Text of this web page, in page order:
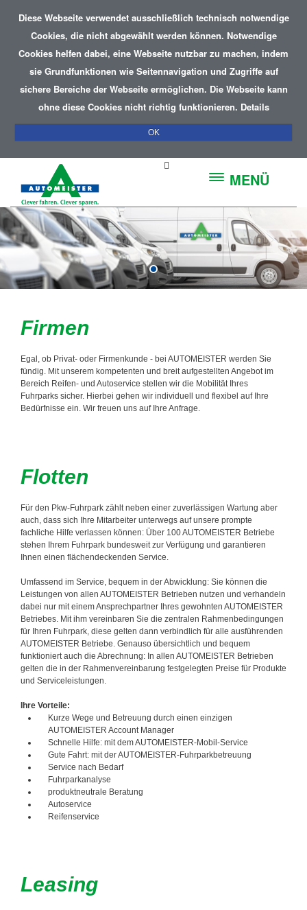
Diese Webseite verwendet ausschließlich technisch notwendige
Cookies, die nicht abgewählt werden können. Notwendige
Cookies helfen dabei, eine Webseite nutzbar zu machen, indem
sie Grundfunktionen wie Seitennavigation und Zugriffe auf
sichere Bereiche der Webseite ermöglichen. Die Webseite kann
ohne diese Cookies nicht richtig funktionieren. Details
OK
MENÜ
Firmen
Egal, ob Privat- oder Firmenkunde - bei AUTOMEISTER werden Sie
fündig. Mit unserem kompetenten und breit aufgestellten Angebot im
Bereich Reifen- und Autoservice stellen wir die Mobilität Ihres
Fuhrparks sicher. Hierbei gehen wir individuell und flexibel auf Ihre
Bedürfnisse ein. Wir freuen uns auf Ihre Anfrage.
Flotten
Für den Pkw-Fuhrpark zählt neben einer zuverlässigen Wartung aber
auch, dass sich Ihre Mitarbeiter unterwegs auf unsere prompte
fachliche Hilfe verlassen können: Über 100 AUTOMEISTER Betriebe
stehen Ihrem Fuhrpark bundesweit zur Verfügung und garantieren
Ihnen einen flächendeckenden Service.
Umfassend im Service, bequem in der Abwicklung: Sie können die
Leistungen von allen AUTOMEISTER Betrieben nutzen und verhandeln
dabei nur mit einem Ansprechpartner Ihres gewohnten AUTOMEISTER
Betriebes. Mit ihm vereinbaren Sie die zentralen Rahmenbedingungen
für Ihren Fuhrpark, diese gelten dann verbindlich für alle ausführenden
AUTOMEISTER Betriebe. Genauso übersichtlich und bequem
funktioniert auch die Abrechnung: In allen AUTOMEISTER Betrieben
gelten die in der Rahmenvereinbarung festgelegten Preise für Produkte
und Serviceleistungen.
Ihre Vorteile:
Kurze Wege und Betreuung durch einen einzigen
AUTOMEISTER Account Manager
Schnelle Hilfe: mit dem AUTOMEISTER-Mobil-Service
Gute Fahrt: mit der AUTOMEISTER-Fuhrparkbetreuung
Service nach Bedarf
Fuhrparkanalyse
produktneutrale Beratung
Autoservice
Reifenservice
Leasing